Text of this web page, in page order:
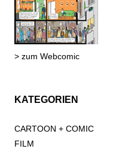
> zum Webcomic
KATEGORIEN
CARTOON + COMIC
FILM